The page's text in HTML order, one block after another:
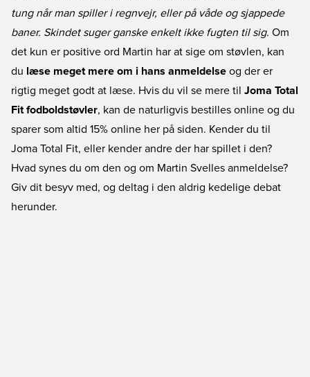
tung når man spiller i regnvejr, eller på våde og sjappede
baner. Skindet suger ganske enkelt ikke fugten til sig. Om
det kun er positive ord Martin har at sige om støvlen, kan
du læse meget mere om i hans anmeldelse og der er
rigtig meget godt at læse. Hvis du vil se mere til Joma Total
Fit fodboldstøvler, kan de naturligvis bestilles online og du
sparer som altid 15% online her på siden. Kender du til
Joma Total Fit, eller kender andre der har spillet i den?
Hvad synes du om den og om Martin Svelles anmeldelse?
Giv dit besyv med, og deltag i den aldrig kedelige debat
herunder.